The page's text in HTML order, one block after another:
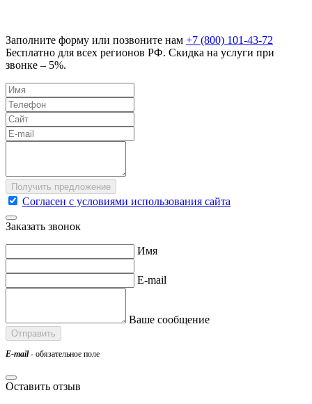
Заполните форму или позвоните нам +7 (800) 101-43-72
Бесплатно для всех регионов РФ. Скидка на услуги при
звонке – 5%.
Согласен с условиями использования сайта
Заказать звонок
Имя
E-mail
Ваше сообщение
E-mail- обязательное поле
Оставить отзыв